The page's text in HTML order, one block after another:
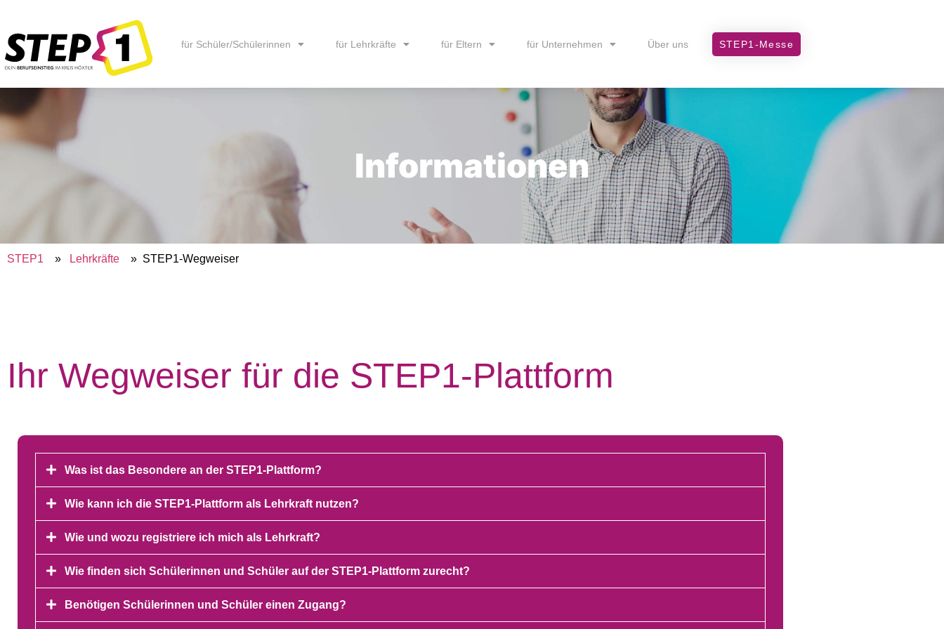
für Schüler/Schülerinnen für Lehrkräfte für Eltern für Unternehmen Über uns STEP1-Messe
Informationen
STEP1 » Lehrkräfte » STEP1-Wegweiser
Ihr Wegweiser für die STEP1-Plattform
Was ist das Besondere an der STEP1-Plattform?
Wie kann ich die STEP1-Plattform als Lehrkraft nutzen?
Wie und wozu registriere ich mich als Lehrkraft?
Wie finden sich Schülerinnen und Schüler auf der STEP1-Plattform zurecht?
Benötigen Schülerinnen und Schüler einen Zugang?